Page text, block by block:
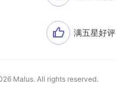
满五星好评
Malus. All rights reserved.